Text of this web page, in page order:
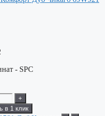
- SPC
+
в 1 клик